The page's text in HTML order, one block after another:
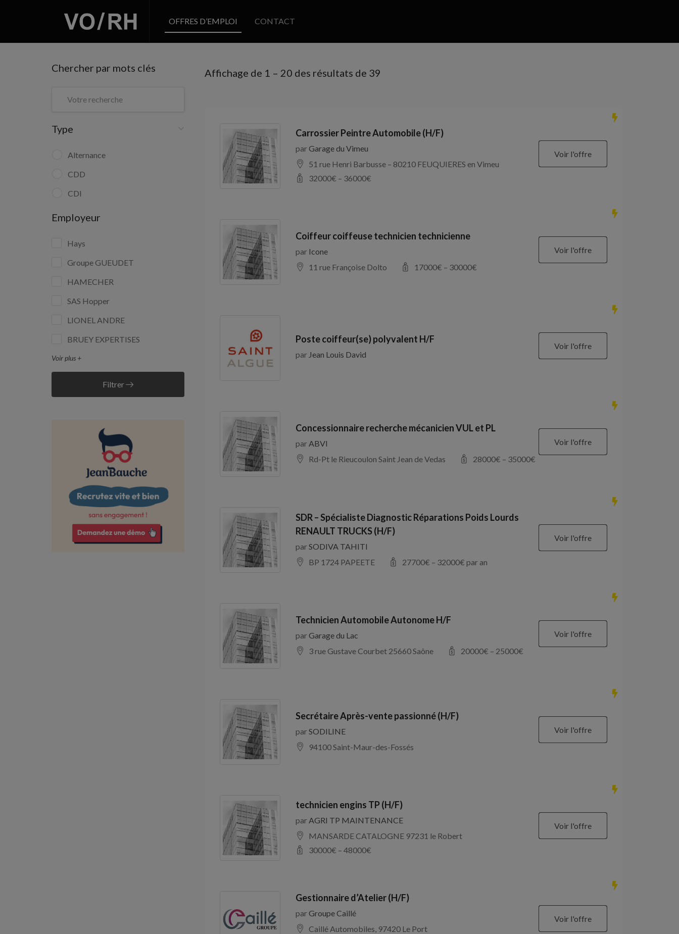
OFFRES D’EMPLOI CONTACT
Chercher par mots clés
Type
Alternance
CDD
CDI
Employeur
Hays
Groupe GUEUDET
HAMECHER
SAS Hopper
LIONEL ANDRE
BRUEY EXPERTISES
Voir plus +
Filtrer
Affichage de 1 – 20 des résultats de 39
Carrossier Peintre Automobile (H/F)
parGarage du Vimeu
51 rue Henri Barbusse – 80210 FEUQUIERES en Vimeu
32000€ – 36000€
Voir l'offre
Coiffeur coiffeuse technicien technicienne
par Icone
11 rue Françoise Dolto
17000€ – 30000€
Voir l'offre
Poste coiffeur(se) polyvalent H/F
par Jean Louis David
Voir l'offre
Concessionnaire recherche mécanicien VUL et PL
parABVI
Rd-Pt le Rieucoulon Saint Jean de Vedas
28000€ – 35000€
Voir l'offre
SDR – Spécialiste Diagnostic Réparations Poids Lourds
RENAULT TRUCKS (H/F)
par SODIVA TAHITI
BP 1724 PAPEETE
27700€ – 32000€ par an
Voir l'offre
Technicien Automobile Autonome H/F
parGarage du Lac
3 rue Gustave Courbet 25660 Saône
20000€ – 25000€
Voir l'offre
Secrétaire Après-vente passionné (H/F)
parSODILINE
94100 Saint-Maur-des-Fossés
Voir l'offre
technicien engins TP (H/F)
parAGRI TP MAINTENANCE
MANSARDE CATALOGNE 97231 le Robert
30000€ – 48000€
Voir l'offre
Gestionnaire d’Atelier (H/F)
parGroupe Caillé
Caillé Automobiles, 97420 Le Port
Voir l'offre